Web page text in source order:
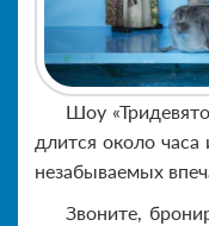
Шоу
длится около
незабываемых
Звоните,